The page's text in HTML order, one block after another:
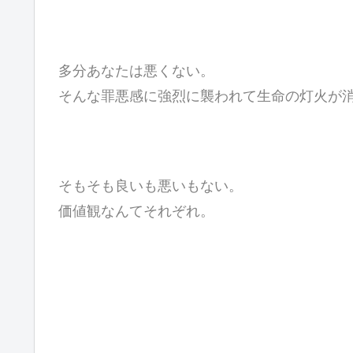
多分あなたは悪くない。
そんな罪悪感に強烈に襲われて生命の灯火が
そもそも良いも悪いもない。
価値観なんてそれぞれ。